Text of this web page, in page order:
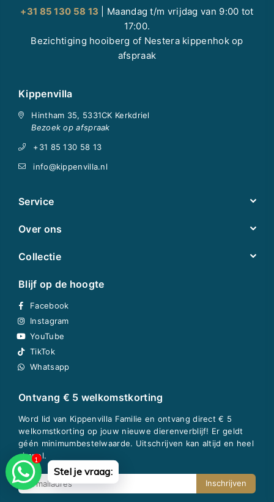
+31 85 130 58 13 | Maandag t/m vrijdag van 9:00 tot
17:00.
Bezichtiging hooiberg of Nestera kippenhok op
afspraak
Kippenvilla
Hintham 35, 5331CK Kerkdriel
Bezoek op afspraak
+31 85 130 58 13
info@kippenvilla.nl
Service
Over ons
Collectie
Blijf op de hoogte
Facebook
Instagram
YouTube
TikTok
Whatsapp
Ontvang € 5 welkomstkorting
Word lid van Kippenvilla Familie en ontvang direct € 5
welkomstkorting op jouw nieuwe dierenverblijf! Er geldt
géén minimumbestelwaarde. Uitschrijven kan altijd en heel
simpel.
Inschrijven
Stel je vraag:
1